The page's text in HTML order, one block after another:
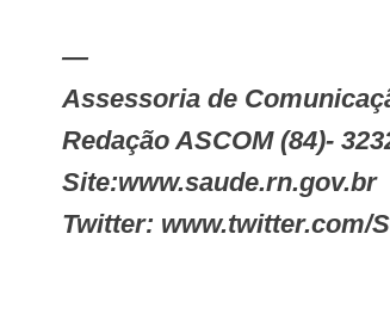
—
Assessoria de
Redação ASCOM (84)-
Site:www.saude.rn.gov.br
Twitter: www.twitter.com/